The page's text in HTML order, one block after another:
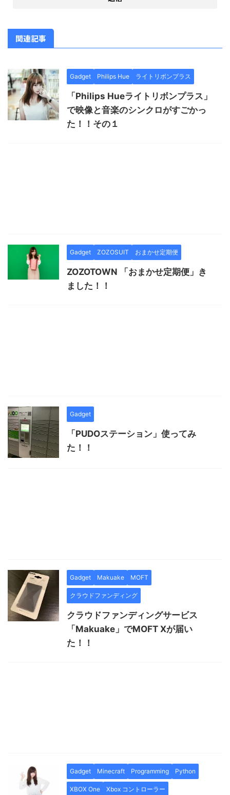
関連記事
Gadget Philips Hue ライトリボンプラス
「Philips Hueライトリボンプラス」
で映像と音楽のシンクロがすごかっ
た！！その１
Gadget ZOZOSUIT おまかせ定期便
ZOZOTOWN 「おまかせ定期便」き
ました！！
Gadget
「PUDOステーション」使ってみ
た！！
Gadget Makuake MOFT
クラウドファンディング
クラウドファンディングサービス
「Makuake」でMOFT Xが届い
た！！
Gadget Minecraft Programming Python
XBOX One Xbox コントローラー